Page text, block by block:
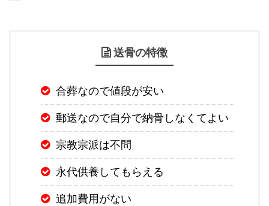
送骨の特徴
合葬なので値段が安い
郵送なので自分で納骨しなくてよい
宗教宗派は不問
永代供養してもらえる
追加費用がない